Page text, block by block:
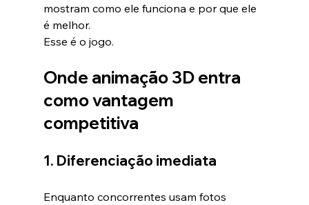
mostram como ele funciona e por que ele
é melhor.
Esse é o jogo.
Onde animação 3D entra
como vantagem
competitiva
1. Diferenciação imediata
Enquanto concorrentes usam fotos